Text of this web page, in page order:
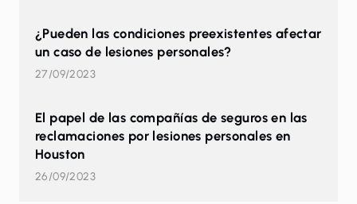
¿Pueden las condiciones preexistentes afectar
un caso de lesiones personales?
27/09/2023
El papel de las compañías de seguros en las
reclamaciones por lesiones personales en
Houston
26/09/2023